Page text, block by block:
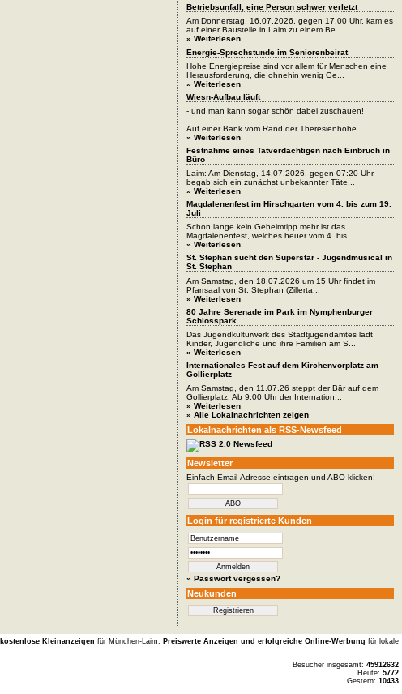
Betriebsunfall, eine Person schwer verletzt
Am Donnerstag, 16.07.2026, gegen 17.00 Uhr, kam es
auf einer Baustelle in Laim zu einem Be...
» Weiterlesen
Energie-Sprechstunde im Seniorenbeirat
Hohe Energiepreise sind vor allem für Menschen eine
Herausforderung, die ohnehin wenig Ge...
» Weiterlesen
Wiesn-Aufbau läuft
- und man kann sogar schön dabei zuschauen!
Auf einer Bank vom Rand der Theresienhöhe...
» Weiterlesen
Festnahme eines Tatverdächtigen nach Einbruch in
Büro
Laim: Am Dienstag, 14.07.2026, gegen 07:20 Uhr,
begab sich ein zunächst unbekannter Täte...
» Weiterlesen
Magdalenenfest im Hirschgarten vom 4. bis zum 19.
Juli
Schon lange kein Geheimtipp mehr ist das
Magdalenenfest, welches heuer vom 4. bis ...
» Weiterlesen
St. Stephan sucht den Superstar - Jugendmusical in
St. Stephan
Am Samstag, den 18.07.2026 um 15 Uhr findet im
Pfarrsaal von St. Stephan (Zillerta...
» Weiterlesen
80 Jahre Serenade im Park im Nymphenburger
Schlosspark
Das Jugendkulturwerk des Stadtjugendamtes lädt
Kinder, Jugendliche und ihre Familien am S...
» Weiterlesen
Internationales Fest auf dem Kirchenvorplatz am
Gollierplatz
Am Samstag, den 11.07.26 steppt der Bär auf dem
Gollierplatz. Ab 9:00 Uhr der Internation...
» Weiterlesen
» Alle Lokalnachrichten zeigen
Lokalnachrichten als RSS-Newsfeed
Newsletter
Einfach Email-Adresse eintragen und ABO klicken!
Login für registrierte Kunden
» Passwort vergessen?
Neukunden
kostenlose Kleinanzeigen für München-Laim. Preiswerte Anzeigen und erfolgreiche Online-Werbung für lokale
Besucher insgesamt:45912632
Heute:5772
Gestern:10433